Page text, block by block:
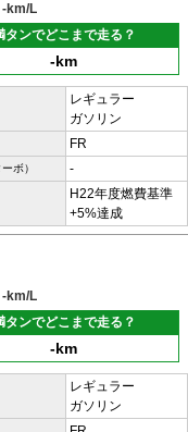
-km/L
タンでどこまで走る？
-km
レギュラー
ガソリン
FR
ボ） -
H22年度燃費基準
+5%達成
-km/L
タンでどこまで走る？
-km
レギュラー
ガソリン